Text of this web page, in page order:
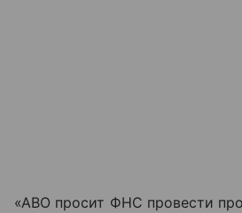
«АВО просит ФНС провести